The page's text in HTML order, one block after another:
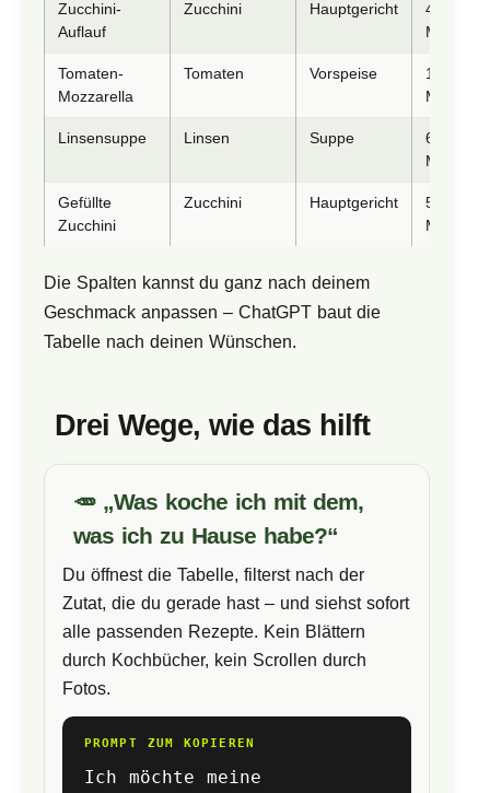
Zucchini-
Auflauf
Zucchini Hauptgericht
45
Min.
Tomaten-
Mozzarella
Tomaten Vorspeise
10
Min.
Linsensuppe Linsen Suppe
60
Min.
Gefüllte
Zucchini
Zucchini Hauptgericht
50
Min.
Die Spalten kannst du ganz nach deinem
Geschmack anpassen – ChatGPT baut die
Tabelle nach deinen Wünschen.
Drei Wege, wie das hilft
🥕 „Was koche ich mit dem,
was ich zu Hause habe?“
Du öffnest die Tabelle, filterst nach der
Zutat, die du gerade hast – und siehst sofort
alle passenden Rezepte. Kein Blättern
durch Kochbücher, kein Scrollen durch
Fotos.
PROMPT ZUM KOPIEREN
Ich möchte meine